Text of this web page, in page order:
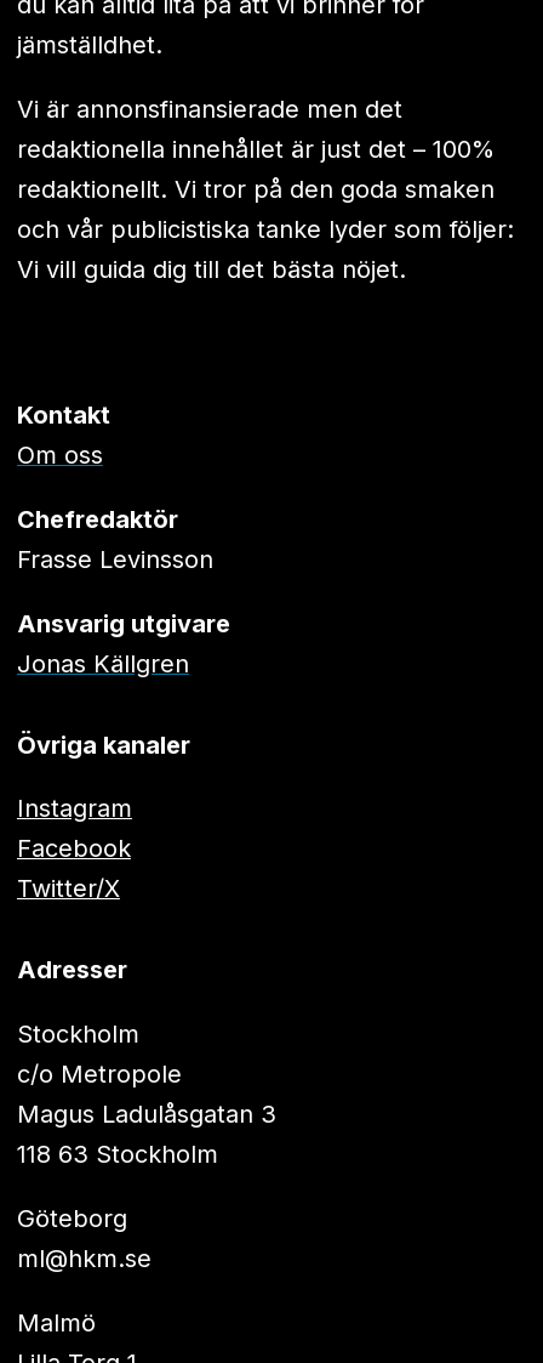
jämställdhet.
Vi är annonsfinansierade men det
redaktionella innehållet är just det – 100%
redaktionellt. Vi tror på den goda smaken
och vår publicistiska tanke lyder som följer:
Vi vill guida dig till det bästa nöjet.
Kontakt
Om oss
Chefredaktör
Frasse Levinsson
Ansvarig utgivare
Jonas Källgren
Övriga kanaler
Instagram
Facebook
Twitter/X
Adresser
Stockholm
c/o Metropole
Magus Ladulåsgatan 3
118 63 Stockholm
Göteborg
ml@hkm.se
Malmö